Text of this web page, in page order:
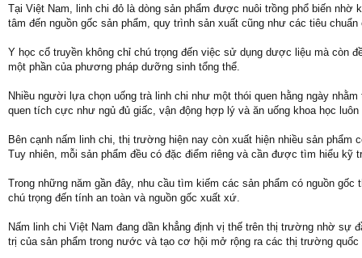
Tại Việt Nam, linh chi đỏ là dòng sản phẩm được nuôi trồng phổ biến
tâm đến nguồn gốc sản phẩm, quy trình sản xuất cũng như các tiêu
Y học cổ truyền không chỉ chú trọng đến việc sử dụng dược liệu mà còn
một phần của phương pháp dưỡng sinh tổng thể.
Nhiều người lựa chọn uống trà linh chi như một thói quen hằng ngày
quen tích cực như ngủ đủ giấc, vận động hợp lý và ăn uống khoa học
Bên cạnh nấm linh chi, thị trường hiện nay còn xuất hiện nhiều sản
Tuy nhiên, mỗi sản phẩm đều có đặc điểm riêng và cần được tìm hiểu kỹ
Trong những năm gần đây, nhu cầu tìm kiếm các sản phẩm có nguồn
chú trọng đến tính an toàn và nguồn gốc xuất xứ.
Nấm linh chi Việt Nam đang dần khẳng định vị thế trên thị trường nhờ
trị của sản phẩm trong nước và tạo cơ hội mở rộng ra các thị trường quốc